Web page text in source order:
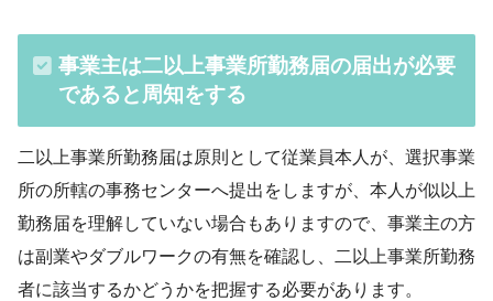
事業主は二以上事業所勤務届の届出が必要
であると周知をする
二以上事業所勤務届は原則として従業員本人が、選択事業
所の所轄の事務センターへ提出をしますが、本人が似以上
勤務届を理解していない場合もありますので、事業主の方
は副業やダブルワークの有無を確認し、二以上事業所勤務
者に該当するかどうかを把握する必要があります。